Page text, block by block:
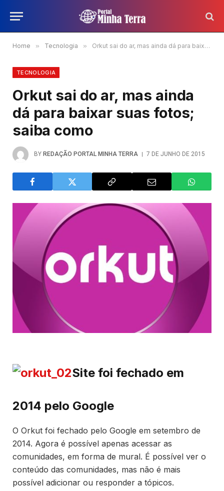
Home » Tecnologia » Orkut sai do ar, mas ainda dá para baixar suas fotos; saiba como
TECNOLOGIA
Orkut sai do ar, mas ainda
dá para baixar suas fotos;
saiba como
BY REDAÇÃO PORTAL MINHA TERRA 7 DE JUNHO DE 2015
Site foi fechado em
2014 pelo Google
O Orkut foi fechado pelo Google em setembro de
2014. Agora é possível apenas acessar as
comunidades, em forma de mural. É possível ver o
conteúdo das comunidades, mas não é mais
possível adicionar ou responder a tópicos.